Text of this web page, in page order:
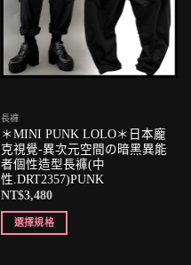
長褲
＊MINI PUNK LOLO＊日本龐
克視覺-異次元空間の暗黑異能
者個性造型長褲(中
性.DRT2357)PUNK
NT$3,480
選擇規格